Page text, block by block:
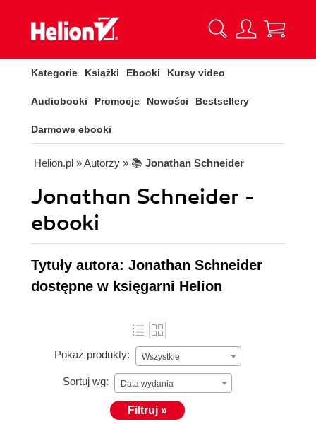
Kategorie Książki Ebooki Kursy video
Audiobooki Promocje Nowości Bestsellery
Darmowe ebooki
Helion.pl » Autorzy » 📚 Jonathan Schneider
Jonathan Schneider -
ebooki
Tytuły autora: Jonathan Schneider
dostępne w księgarni Helion
Pokaż produkty: Wszystkie
Sortuj wg: Data wydania
Filtruj »